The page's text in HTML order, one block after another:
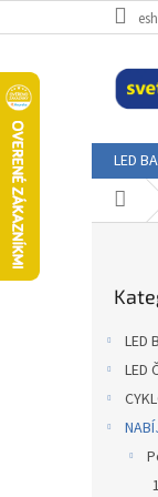
na
LED
LED
LED